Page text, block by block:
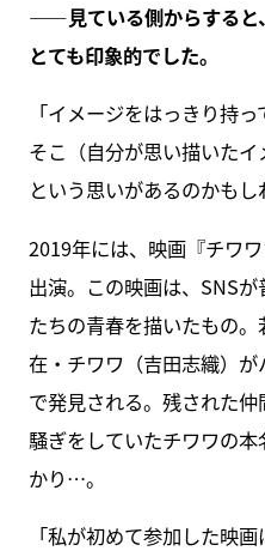
――見ている側からすると
とても印象的でした。
「イメージをはっきり持
そこ（自分が思い描いた
という思いがあるのかもし
2019年には、映画『チワ
出演。この映画は、SNS
たちの青春を描いたもの
在・チワワ（吉田志織）
で発見される。残された
騒ぎをしていたチワワの
かり…。
「私が初めて参加した映